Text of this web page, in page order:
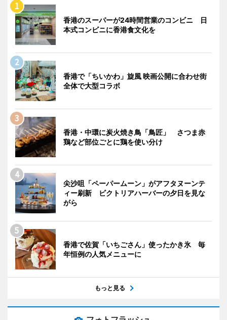
香港のスーパーが24時間営業のコンビニ 日
本式コンビニに香港食文化を
香港で「ちいかわ」旋風 映画公開に合わせ街
全体で大型コラボ
香港・中環に炭火焼き鳥「鳥匠」 さつま赤
鶏など部位ごとに鶏を使い分け
尖沙咀「ペーパームーン」がアフタヌーンテ
ィー刷新 ビクトリアハーバーの夕日を見な
がら
香港で佐賀「いちごさん」使ったかき氷 毎
年恒例の人気メニューに
もっと見る